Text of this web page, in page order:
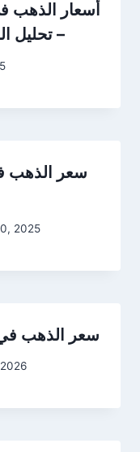
– تحليل
2025
سعر الذهب في تركيا